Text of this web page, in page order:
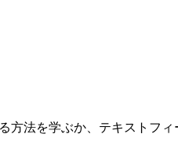
方法を学ぶか、テキストフ